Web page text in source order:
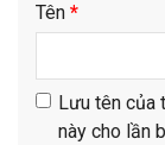
Tên *
Lưu tên của
này cho lần